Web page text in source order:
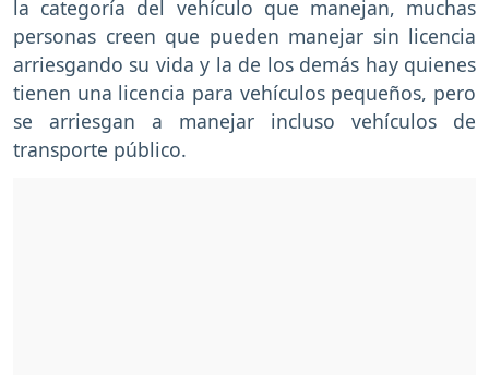
la categoría del vehículo que manejan, muchas
personas creen que pueden manejar sin licencia
arriesgando su vida y la de los demás hay quienes
tienen una licencia para vehículos pequeños, pero
se arriesgan a manejar incluso vehículos de
transporte público.